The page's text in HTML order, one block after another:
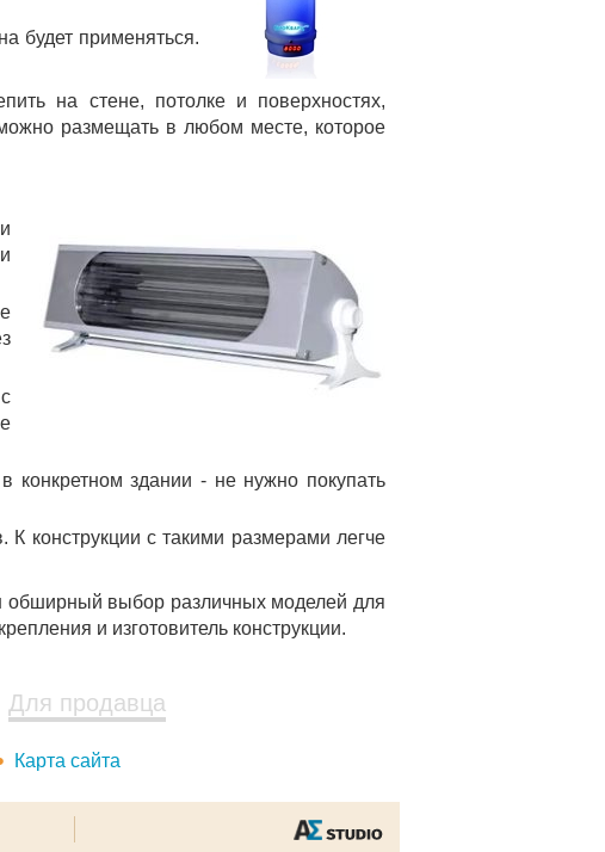
будет применяться.
на стене, потолке и поверхностях,
размещать в любом месте, которое
конкретном здании - не нужно покупать
конструкции с такими размерами легче
обширный выбор различных моделей для
и изготовитель конструкции.
Для продавца
Карта сайта